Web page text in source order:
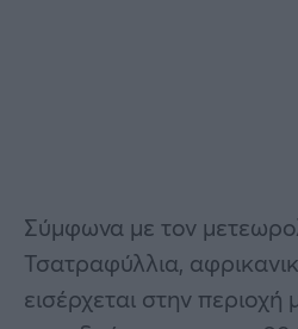
Σύμφωνα με τον
Τσατραφύλλια,
εισέρχεται στην